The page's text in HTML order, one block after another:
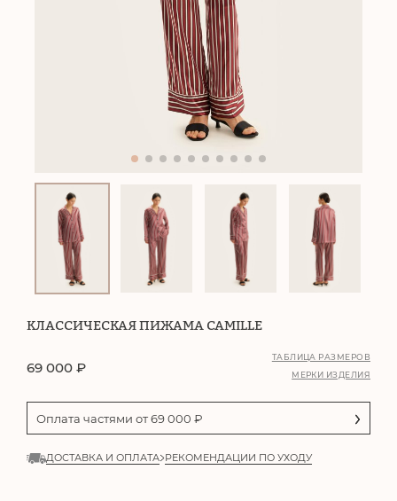
КЛАССИЧЕСКАЯ ПИЖАМА CAMILLE
69 000 ₽
ТАБЛИЦА РАЗМЕРОВ
МЕРКИ ИЗДЕЛИЯ
Оплата частями от69 000 ₽
ДОСТАВКА И ОПЛАТА РЕКОМЕНДАЦИИ ПО УХОДУ